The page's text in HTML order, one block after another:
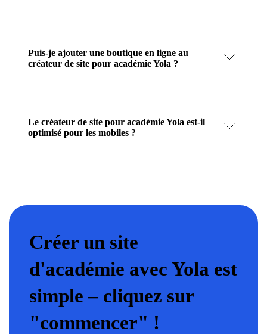
Puis-je ajouter une boutique en ligne au
créateur de site pour académie Yola ?
Le créateur de site pour académie Yola est-il
optimisé pour les mobiles ?
Créer un site
d'académie avec Yola est
simple – cliquez sur
"commencer" !